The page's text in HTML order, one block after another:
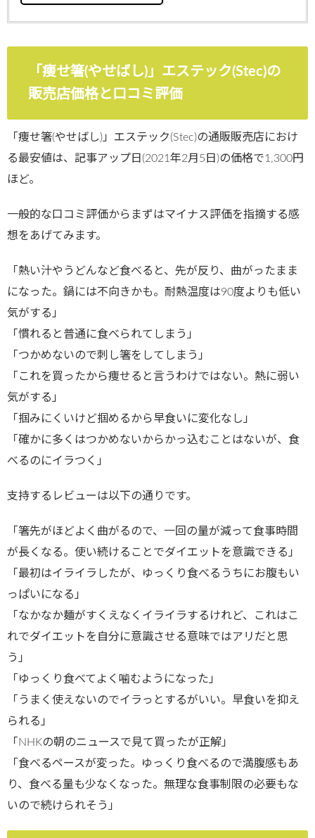
「痩せ箸(やせばし)」エステック(Stec)の
販売店価格と口コミ評価
「痩せ箸(やせばし)」エステック(Stec)の通販販売店におけ
る最安値は、記事アップ日(2021年2月5日)の価格で1,300円
ほど。
一般的な口コミ評価からまずはマイナス評価を指摘する感
想をあげてみます。
「熱い汁やうどんなど食べると、先が反り、曲がったまま
になった。鍋には不向きかも。耐熱温度は90度よりも低い
気がする」
「慣れると普通に食べられてしまう」
「つかめないので刺し箸をしてしまう」
「これを買ったから痩せると言うわけではない。熱に弱い
気がする」
「掴みにくいけど掴めるから早食いに変化なし」
「確かに多くはつかめないからかっ込むことはないが、食
べるのにイラつく」
支持するレビューは以下の通りです。
「箸先がほどよく曲がるので、一回の量が減って食事時間
が長くなる。使い続けることでダイエットを意識できる」
「最初はイライラしたが、ゆっくり食べるうちにお腹もい
っぱいになる」
「なかなか麺がすくえなくイライラするけれど、これはこ
れでダイエットを自分に意識させる意味ではアリだと思
う」
「ゆっくり食べてよく噛むようになった」
「うまく使えないのでイラっとするがいい。早食いを抑え
られる」
「NHKの朝のニュースで見て買ったが正解」
「食べるペースが変った。ゆっくり食べるので満腹感もあ
り、食べる量も少なくなった。無理な食事制限の必要もな
いので続けられそう」